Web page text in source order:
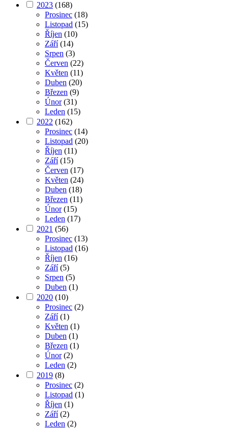
2023 (168)
Prosinec (18)
Listopad (15)
Říjen (10)
Září(14)
Srpen (3)
Červen (22)
Květen (11)
Duben (20)
Březen (9)
Únor(31)
Leden (15)
2022 (162)
Prosinec (14)
Listopad (20)
Říjen (11)
Září(15)
Červen (17)
Květen (24)
Duben (18)
Březen (11)
Únor(15)
Leden (17)
2021 (56)
Prosinec (13)
Listopad (16)
Říjen (16)
Září(5)
Srpen (5)
Duben (1)
2020 (10)
Prosinec (2)
Září(1)
Květen (1)
Duben (1)
Březen (1)
Únor(2)
Leden (2)
2019 (8)
Prosinec (2)
Listopad (1)
Říjen (1)
Září(2)
Leden (2)